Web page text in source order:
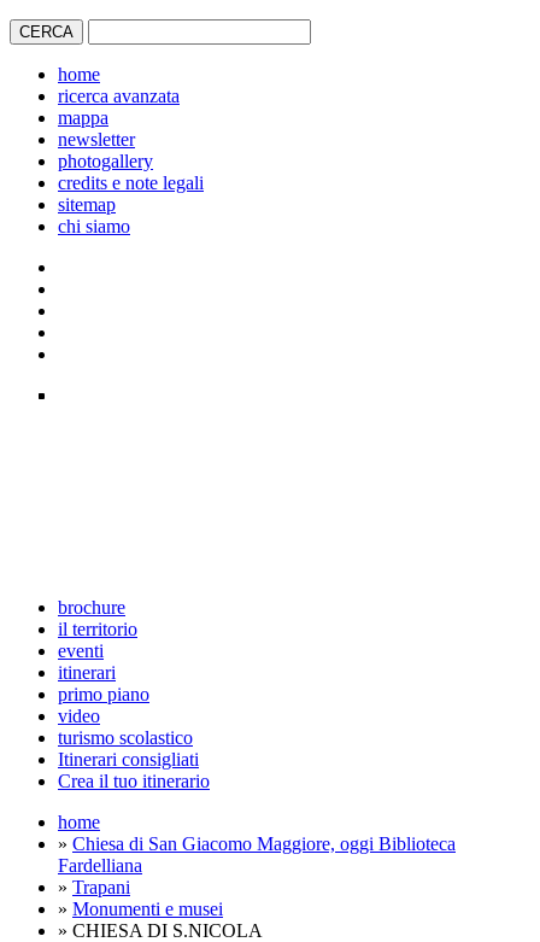
home
ricerca avanzata
mappa
newsletter
photogallery
credits e note legali
sitemap
chi siamo
brochure
il territorio
eventi
itinerari
primo piano
video
turismo scolastico
Itinerari consigliati
Crea il tuo itinerario
home
» Chiesa di San Giacomo Maggiore, oggi Biblioteca
Fardelliana
» Trapani
» Monumenti e musei
» CHIESA DI S.NICOLA